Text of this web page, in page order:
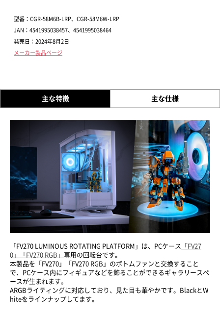
型番：CGR-58M6B-LRP、CGR-58M6W-LRP
JAN：4541995038457、4541995038464
発売日：2024年8月2日
メーカー製品ページ
主な特徴 主な仕様
「FV270 LUMINOUS ROTATING PLATFORM」は、PCケース
「FV27
0」
「FV270 RGB」 専用の回転台です。
本製品を「FV270」「FV270 RGB」のボトムファンと交換すること
で、PCケース内にフィギュアなどを飾ることができるギャラリースペ
ースが生まれます。
ARGBライティングに対応しており、見た目も華やかです。BlackとW
hiteをラインナップしてます。